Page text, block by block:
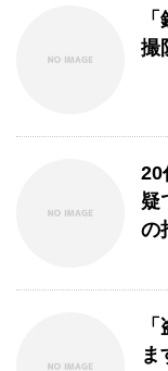
撮
20
疑
の
ま